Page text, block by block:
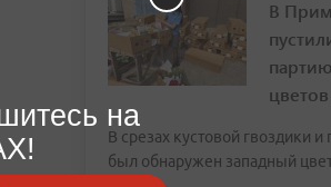
В
В срезах кустовой гвоздики и
был обнаружен западный
на